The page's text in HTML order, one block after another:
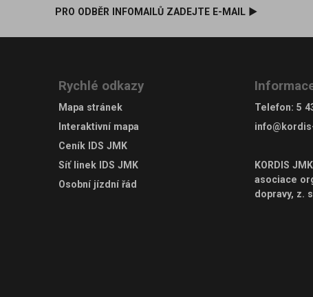
PRO ODBĚR INFOMAILŮ ZADEJTE E-MAIL ►
Rychlé odkazy
Mapa stránek
Interaktivní mapa
Ceník IDS JMK
Síť linek IDS JMK
Osobní jízdní řád
Telefon: 5
KORDIS
asociace
dopravy, z.